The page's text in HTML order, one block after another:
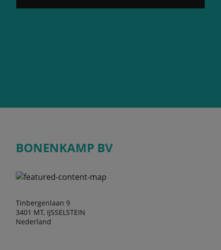
BONENKAMP BV
Tinbergenlaan 9
3401 MT, IJSSELSTEIN
Nederland